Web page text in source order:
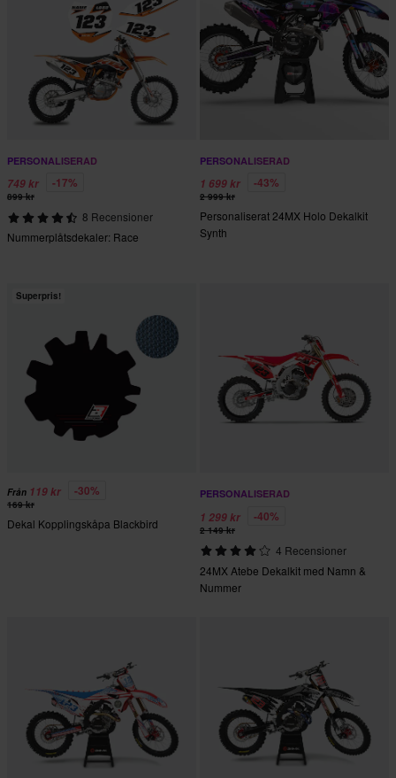
PERSONALISERAD
749 kr -17%
899 kr
8 Recensioner
Nummerplåtsdekaler: Race
PERSONALISERAD
1 699 kr -43%
2 999 kr
Personaliserat 24MX Holo Dekalkit
Synth
Superpris!
Från 119 kr -30%
169 kr
Dekal Kopplingskåpa Blackbird
PERSONALISERAD
1 299 kr -40%
2 149 kr
4 Recensioner
24MX Atebe Dekalkit med Namn &
Nummer